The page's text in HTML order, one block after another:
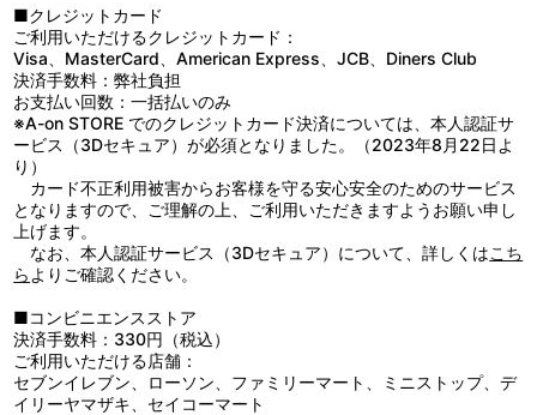
五十六は聯合艦隊司令長官として旗艦「長門」に着任するが、同時
に欧州でドイツの快進撃が始まり、同盟締結の声は再び沸騰する。
1940年(昭和15年)9月、ついに三国同盟は締結された。そして一
年後―。
太平洋上の空母から飛び立った、日本海軍350機の大攻撃隊がア
メリカ太平洋艦隊に襲いかかった。それは戦争に勝つためではな
く、一刻も早く終わらせるために、山本五十六が生み出した、苦渋
に満ちた作戦だった……。
アル、東映、木下グループ、ワタナベエンターテインメント、東映
ビデオ、テレビ朝日、寿スピリッツ、SBIホールディングス、ブロ
ードメディア・スタジオ、アサツー ディ・ケイ、吉田正樹事務所、
ディ・コンプレックス、フードディスカバリー、エネット、新潟日
報社、BSN新潟放送、NST新潟総合テレビ、TeNYテレビ新潟、UX
新潟テレビ21、読売新聞社、山陽鋼業、アオイコーポレーション、
デスティニー）／製作プロダクション：デスティニー／特別協賛：
映画『聯合艦隊司令長官 山本五十六』製作支援の会、特定非営利活
動法人 山本元帥景仰会、新潟県立長岡高等学校同窓会、長岡市／企
画協力：文藝春秋、山本源太郎／撮影協力：防衛省、海上自衛隊
■クレジットカード
ご利用いただけるクレジットカード：
Visa、MasterCard、American Express、JCB、Diners Club
決済手数料：弊社負担
お支払い回数：一括払いのみ
※A-on STORE でのクレジットカード決済については、本人認証サ
ービス（3Dセキュア）が必須となりました。（2023年8月22日よ
り）
カード不正利用被害からお客様を守る安心安全のためのサービス
となりますので、ご理解の上、ご利用いただきますようお願い申し
上げます。
なお、本人認証サービス（3Dセキュア）について、詳しくはこち
ら よりご確認ください。
■コンビニエンスストア
決済手数料：330円（税込）
ご利用いただける店舗：
セブンイレブン、ローソン、ファミリーマート、ミニストップ、デ
イリーヤマザキ、セイコーマート